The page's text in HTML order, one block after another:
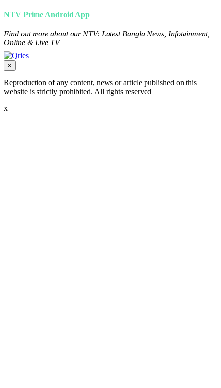
NTV Prime Android App
Find out more about our NTV: Latest Bangla News, Infotainment,
Online & Live TV
×
Reproduction of any content, news or article published on this
website is strictly prohibited. All rights reserved
x